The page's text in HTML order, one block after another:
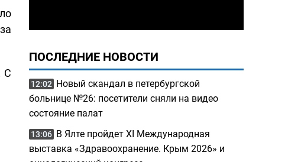
С
ПОСЛЕДНИЕ НОВОСТИ
12:02 Новый скандал в петербургской
больнице №26: посетители сняли на видео
состояние палат
13:06 В Ялте пройдет XI Международная
выставка «Здравоохранение. Крым 2026» и